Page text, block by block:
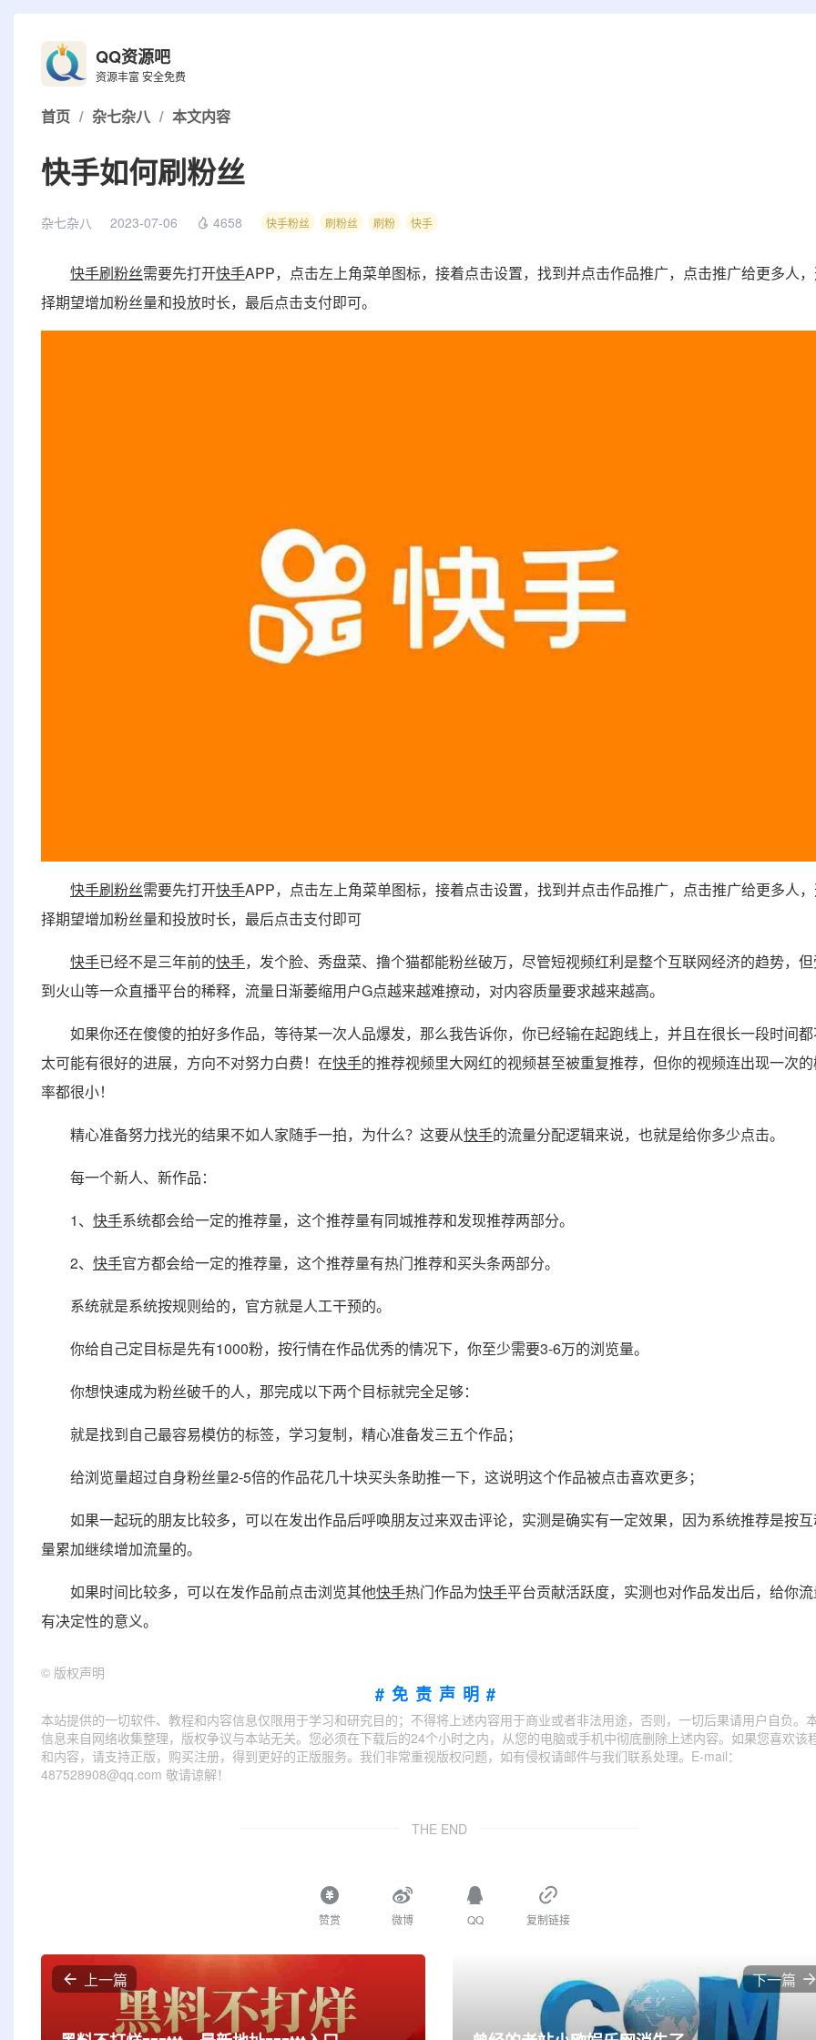
QQ资源吧
资源丰富 安全免费
首页 / 杂七杂八 / 本文内容
快手如何刷粉丝
杂七杂八 2023-07-06 4658 快手粉丝 刷粉丝 刷粉 快手
快手刷粉丝需要先打开快手APP，点击左上角菜单图标，接着点击设置，找到并点击作品推广，点击推广给更多人
择期望增加粉丝量和投放时长，最后点击支付即可。
快手刷粉丝需要先打开快手APP，点击左上角菜单图标，接着点击设置，找到并点击作品推广，点击推广给更多人
择期望增加粉丝量和投放时长，最后点击支付即可
快手已经不是三年前的快手，发个脸、秀盘菜、撸个猫都能粉丝破万，尽管短视频红利是整个互联网经济的趋势，
到火山等一众直播平台的稀释，流量日渐萎缩用户G点越来越难撩动，对内容质量要求越来越高。
如果你还在傻傻的拍好多作品，等待某一次人品爆发，那么我告诉你，你已经输在起跑线上，并且在很长一段时间
太可能有很好的进展，方向不对努力白费！在快手的推荐视频里大网红的视频甚至被重复推荐，但你的视频连出现一次
率都很小！
精心准备努力找光的结果不如人家随手一拍，为什么？这要从快手的流量分配逻辑来说，也就是给你多少点击。
每一个新人、新作品：
1、 快手系统都会给一定的推荐量，这个推荐量有同城推荐和发现推荐两部分。
2、 快手官方都会给一定的推荐量，这个推荐量有热门推荐和买头条两部分。
系统就是系统按规则给的，官方就是人工干预的。
你给自己定目标是先有1000粉，按行情在作品优秀的情况下，你至少需要3-6万的浏览量。
你想快速成为粉丝破千的人，那完成以下两个目标就完全足够：
就是找到自己最容易模仿的标签，学习复制，精心准备发三五个作品；
给浏览量超过自身粉丝量2-5倍的作品花几十块买头条助推一下，这说明这个作品被点击喜欢更多；
如果一起玩的朋友比较多，可以在发出作品后呼唤朋友过来双击评论，实测是确实有一定效果，因为系统推荐是按
量累加继续增加流量的。
如果时间比较多，可以在发作品前点击浏览其他快手热门作品为快手平台贡献活跃度，实测也对作品发出后，给你
有决定性的意义。
© 版权声明
#免责声明#
本站提供的一切软件、教程和内容信息仅限用于学习和研究目的；不得将上述内容用于商业或者非法用途，否则，一切后果请用户自负。
信息来自网络收集整理，版权争议与本站无关。您必须在下载后的24个小时之内，从您的电脑或手机中彻底删除上述内容。如果您喜欢该
和内容，请支持正版，购买注册，得到更好的正版服务。我们非常重视版权问题，如有侵权请邮件与我们联系处理。E-mail：
487528908@qq.com 敬请谅解！
THE END
赞赏 微博 QQ 复制链接
上一篇 下一篇